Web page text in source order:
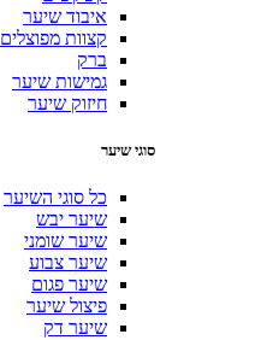
איבוד שיער
קצוות מפוצלים
ברק
גמישות שיער
חיזוק שיער
סוגי שיער
כל סוגי השיער
שיער יבש
שיער שומני
שיער צבוע
שיער פגום
פיצול שיער
שיער דק